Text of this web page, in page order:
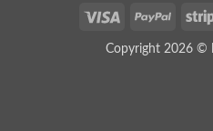
Visa PayPal
Copyright 2026 ©